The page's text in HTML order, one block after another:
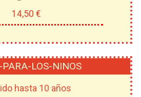
14,50 €
LOS-NINOS
hasta 10 años